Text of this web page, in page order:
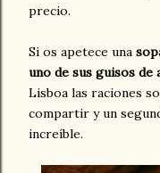
precio.
Si os apetece una
uno de sus guisos de
Lisboa las raciones
compartir y un
increíble.